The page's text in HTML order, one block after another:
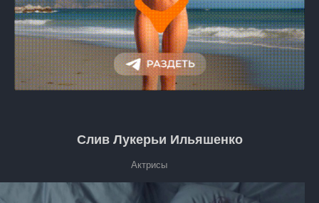
Слив Лукерьи Ильяшенко
Актрисы